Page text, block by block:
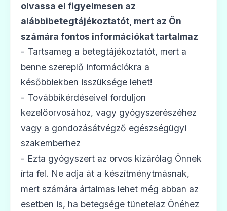
ADATLAP
💊
Azithromycin 1 A Pharma 500 mg
filmtabletta
Ár: —
💊
olvassa el figyelmesen az
alábbibetegtájékoztatót, mert az Ön
számára fontos információkat tartalmaz
- Tartsameg a betegtájékoztatót, mert a
benne szereplő információkra a
későbbiekben isszüksége lehet!
- Továbbikérdéseivel forduljon
kezelőorvosához, vagy gyógyszerészéhez
vagy a gondozásátvégző egészségügyi
szakemberhez
- Ezta gyógyszert az orvos kizárólag Önnek
írta fel. Ne adja át a készítménytmásnak,
mert számára ártalmas lehet még abban az
esetben is, ha betegsége tüneteiaz Önéhez